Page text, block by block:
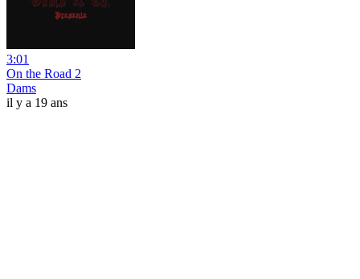
3:01
On the Road 2
Dams
il y a 19 ans